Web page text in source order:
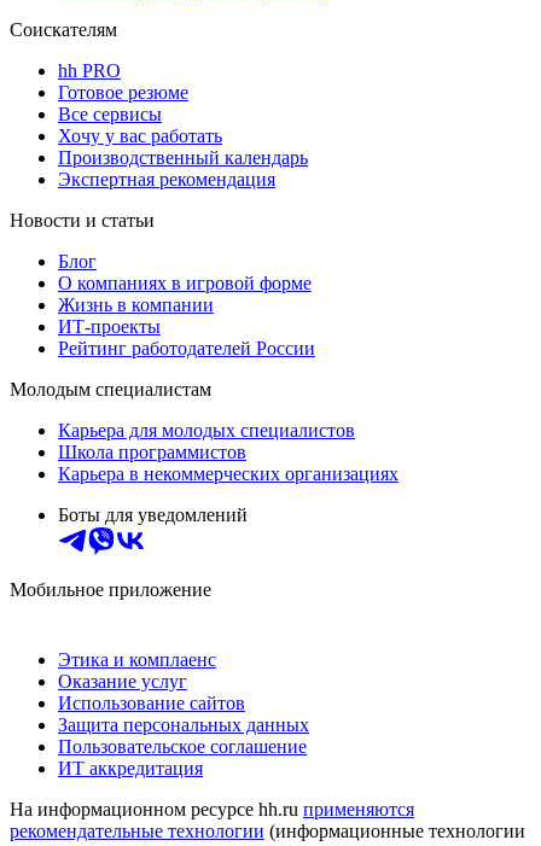
Соискателям
hh PRO
Готовое резюме
Все сервисы
Хочу у вас работать
Производственный календарь
Экспертная рекомендация
Новости и статьи
Блог
О компаниях в игровой форме
Жизнь в компании
ИТ-проекты
Рейтинг работодателей России
Молодым специалистам
Карьера для молодых специалистов
Школа программистов
Карьера в некоммерческих организациях
Боты для уведомлений
Мобильное приложение
Этика и комплаенс
Оказание услуг
Использование сайтов
Защита персональных данных
Пользовательское соглашение
ИТ аккредитация
На информационном ресурсе hh.ru применяются
рекомендательные технологии (информационные технологии